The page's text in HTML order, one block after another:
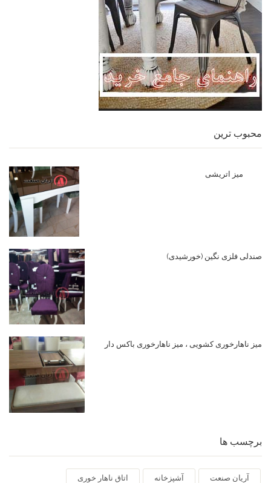
محبوب ترین
میز اتریشی
صندلی فلزی نگین (خورشیدی)
میز ناهارخوری کشویی ، میز ناهارخوری باکس دار
برچسب ها
آریان صنعت آشپزخانه اتاق ناهار خوری